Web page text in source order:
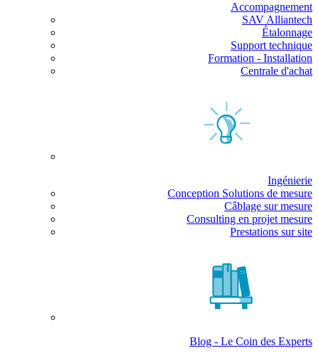
Accompagnement
SAV Alliantech
Étalonnage
Support technique
Formation - Installation
Centrale d'achat
Ingénierie
Conception Solutions de mesure
Câblage sur mesure
Consulting en projet mesure
Prestations sur site
Blog - Le Coin des Experts